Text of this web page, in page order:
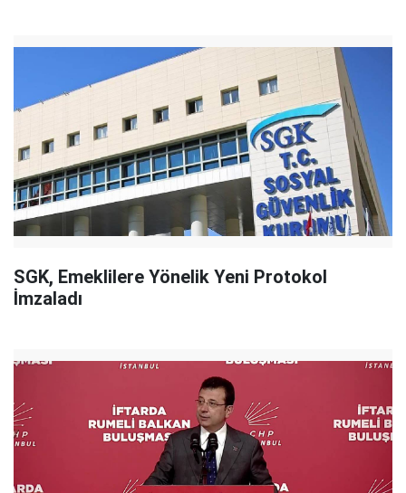
SGK, Emeklilere Yönelik Yeni Protokol
İmzaladı